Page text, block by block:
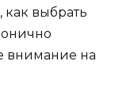
выбрать
внимание на